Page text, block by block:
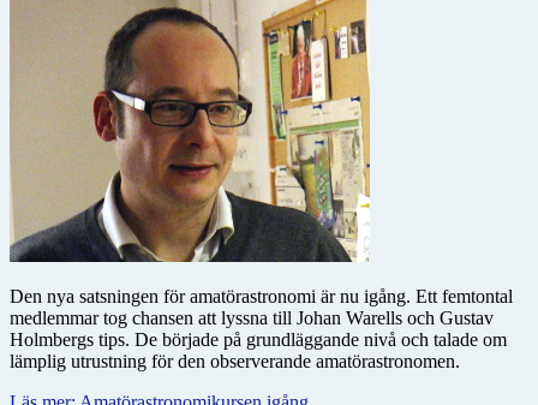
Den nya satsningen för amatörastronomi är nu igång. Ett femtontal
medlemmar tog chansen att lyssna till Johan Warells och Gustav
Holmbergs tips. De började på grundläggande nivå och talade om
lämplig utrustning för den observerande amatörastronomen.